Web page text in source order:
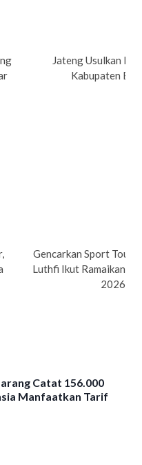
Jateng Usulkan
Kabupaten
Gencarkan Sport
Luthfi Ikut Ramaikan
2026
Catat 156.000
Manfaatkan Tarif